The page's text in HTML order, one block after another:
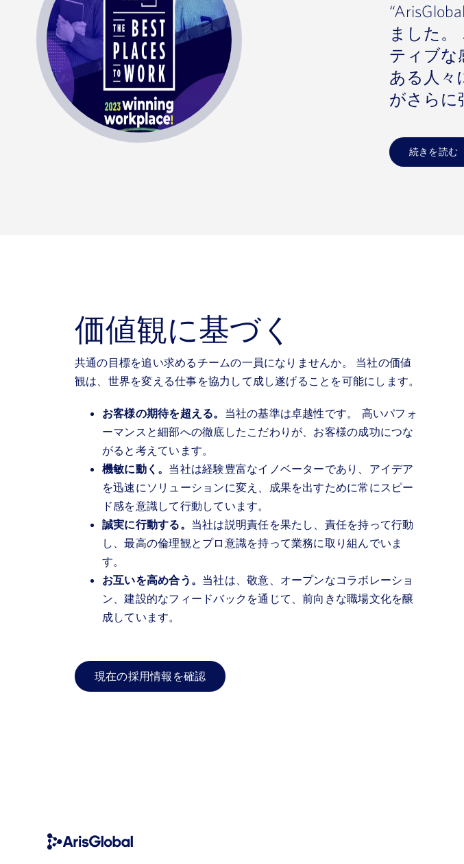
ました
ティブな
ある人々
がさらに
続きを読む
価値観に基づく
共通の目標を追い求めるチームの一員になりませんか。 当社の価値
観は、世界を変える仕事を協力して成し遂げることを可能にします。
お客様の期待を超える。 当社の基準は卓越性です。 高いパフォ
ーマンスと細部への徹底したこだわりが、お客様の成功につな
がると考えています。
機敏に動く。 当社は経験豊富なイノベーターであり、アイデア
を迅速にソリューションに変え、成果を出すために常にスピー
ド感を意識して行動しています。
誠実に行動する。 当社は説明責任を果たし、責任を持って行動
し、最高の倫理観とプロ意識を持って業務に取り組んでいま
す。
お互いを高め合う。 当社は、敬意、オープンなコラボレーショ
ン、建設的なフィードバックを通じて、前向きな職場文化を醸
成しています。
現在の採用情報を確認